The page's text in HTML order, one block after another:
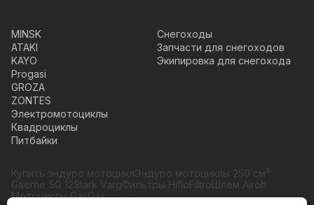
MINSK
ATAKI
KAYO
Progasi
GROZA
ZONTES
Электромотоциклы
Квадроциклы
Питбайки
Снегоходы
Запчасти для снегоходов
Экипировка для снегохода
Купить эндуро мотоциклЭндуро мотоциклы 250 см³
Gaerne SG 12Stark VargФильтры HifloFiltroШлем Airoh
Мотоциклы GasGas